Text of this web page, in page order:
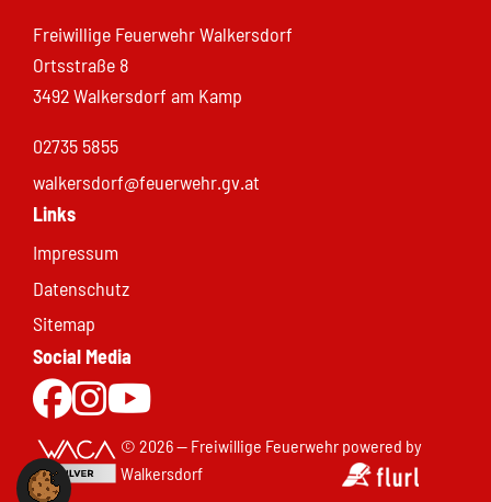
Freiwillige Feuerwehr Walkersdorf
Ortsstraße 8
3492 Walkersdorf am Kamp
02735 5855
walkersdorf@feuerwehr.gv.at
Links
Impressum
Datenschutz
Sitemap
Social Media
Zur Facebookseite
Zu Instgram
© 2026 — Freiwillige Feuerwehr
Walkersdorf
powered by